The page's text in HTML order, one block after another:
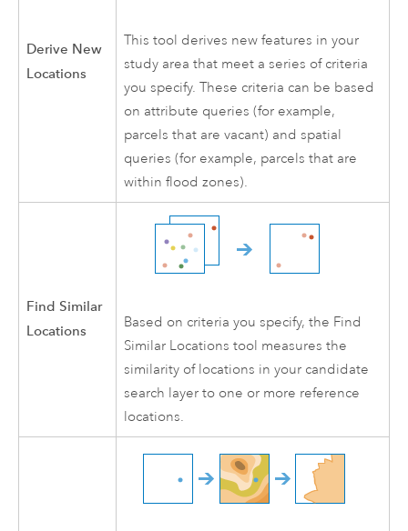
Derive New
Locations
This tool derives new features in your
study area that meet a series of criteria
you specify. These criteria can be based
on attribute queries (for example,
parcels that are vacant) and spatial
queries (for example, parcels that are
within flood zones).
Find Similar
Locations
Based on criteria you specify, the Find
Similar Locations tool measures the
similarity of locations in your candidate
search layer to one or more reference
locations.